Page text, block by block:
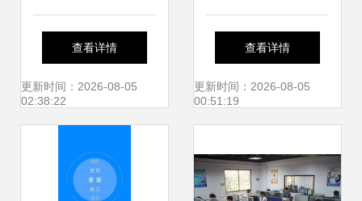
银 网络游戏赚钱与
最新网络技术服务
查看详情
更新时间：2026-08-05
02:38:22
物流业的下一个核
心风口是？
查看详情
更新时间：2026-08-05
00:51:19